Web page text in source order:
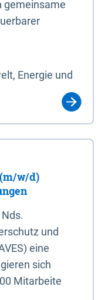
gemeinsame
Energie und
w/d)
und
eine
sich
Mitarbeite